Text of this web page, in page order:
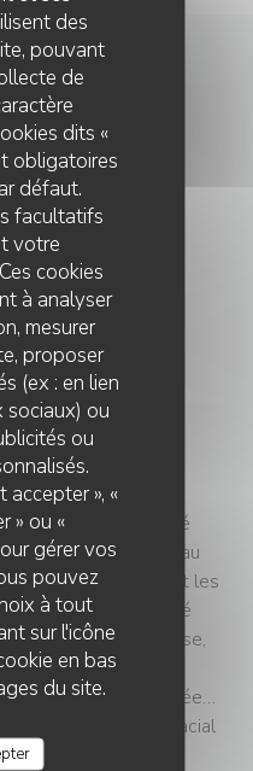
des
pouvant
de
dits «
obligatoires
défaut.
facultatifs
votre
cookies
à analyser
mesurer
proposer
(ex : en lien
sociaux) ou
ou
accepter », «
» ou «
gérer vos
pouvez
à tout
sur l'icône
en bas
du site.
10ème
Si vous avez raté
les cannellonis au
adresse qui sert les
Beauté. Oeuf poché
à la tomme corse,
poulpe grillé en
sa tome corse truffée…
le souffle glacial